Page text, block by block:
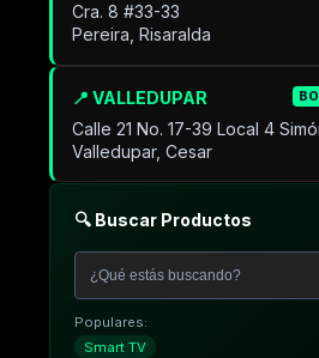
📍 VALLEDUPAR
Calle 21 No. 17-39 Local 4
Valledupar, Cesar
Cra. 8 #33-33
Pereira, Risaralda
🔍 Buscar Productos
Populares:
Smart TV